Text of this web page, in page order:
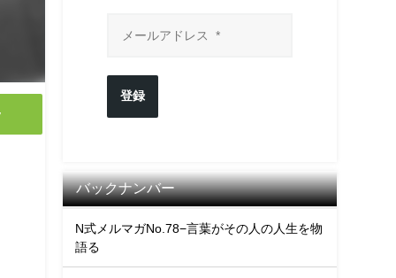
登録
バックナンバー
N式メルマガNo.78−言葉がその人の人生を物
語る